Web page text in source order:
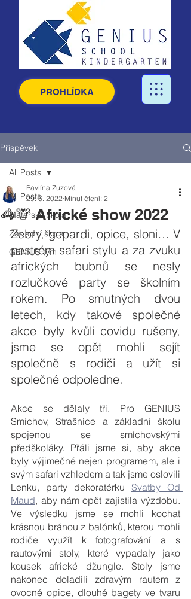
PROHLÍDKA
Příspěvek
All Posts
Mateřská škola
Základní škola
GENIUS tým
All Posts
🦓🦒 Africké show 2022
Pavlína Zuzová
29. 6. 2022 Minut čtení: 2
Zebry, gepardi, opice, sloni… V
pestrém safari stylu a za zvuku
afrických bubnů se nesly
rozlučkové party se školním
rokem. Po smutných dvou
letech, kdy takové společné
akce byly kvůli covidu rušeny,
jsme se opět mohli sejít
společně s rodiči a užít si
společné odpoledne.
Akce se dělaly tři. Pro GENIUS
Smíchov, Strašnice a základní školu
spojenou se smíchovskými
předškoláky. Přáli jsme si, aby akce
byly výjimečné nejen programem, ale i
svým safari vzhledem a tak jsme oslovili
Lenku, party dekoratérku Svatby Od
Maud, aby nám opět zajistila výzdobu.
Ve výsledku jsme se mohli kochat
krásnou bránou z balónků, kterou mohli
rodiče využít k fotografování a s
rautovými stoly, které vypadaly jako
kousek africké džungle. Stoly jsme
nakonec doladili zdravým rautem z
ovocné opice, dlouhé bagety ve tvaru